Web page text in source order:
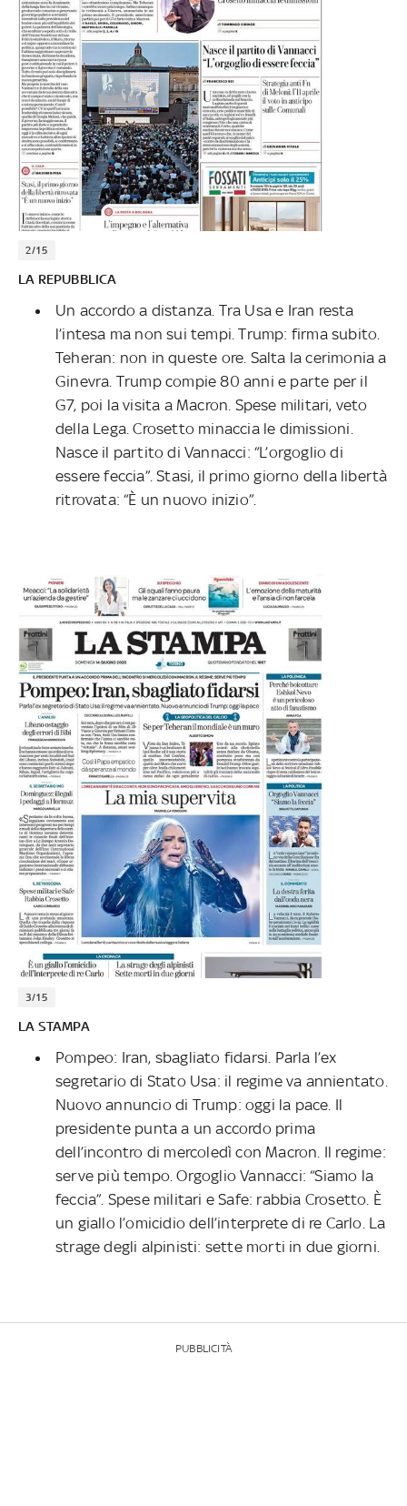
2/15
LA REPUBBLICA
Un accordo a distanza. Tra Usa e Iran resta
l’intesa ma non sui tempi. Trump: firma subito.
Teheran: non in queste ore. Salta la cerimonia a
Ginevra. Trump compie 80 anni e parte per il
G7, poi la visita a Macron. Spese militari, veto
della Lega. Crosetto minaccia le dimissioni.
Nasce il partito di Vannacci: “L’orgoglio di
essere feccia”. Stasi, il primo giorno della libertà
ritrovata: “È un nuovo inizio”.
3/15
LA STAMPA
Pompeo: Iran, sbagliato fidarsi. Parla l’ex
segretario di Stato Usa: il regime va annientato.
Nuovo annuncio di Trump: oggi la pace. Il
presidente punta a un accordo prima
dell’incontro di mercoledì con Macron. Il regime:
serve più tempo. Orgoglio Vannacci: “Siamo la
feccia”. Spese militari e Safe: rabbia Crosetto. È
un giallo l’omicidio dell’interprete di re Carlo. La
strage degli alpinisti: sette morti in due giorni.
PUBBLICITÀ